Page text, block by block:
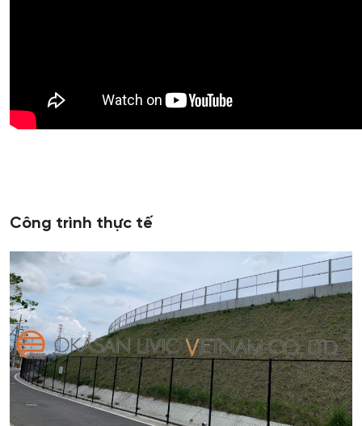
Công trình thực tế